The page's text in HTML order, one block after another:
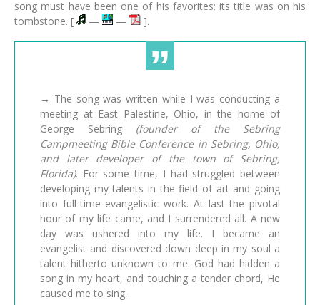
song must have been one of his fa­vo­rites: its ti­tle was on his
tomb­stone. [
— — ].
→ The song was written while I was conducting a
meeting at East Palestine, Ohio, in the home of
George Sebring (founder of the Sebring
Campmeeting Bible Conference in Sebring, Ohio,
and later developer of the town of Sebring,
Florida). For some time, I had struggled between
developing my talents in the field of art and going
into full-time evangelistic work. At last the pivotal
hour of my life came, and I surrendered all. A new
day was ushered into my life. I became an
evangelist and discovered down deep in my soul a
talent hitherto unknown to me. God had hidden a
song in my heart, and touching a tender chord, He
caused me to sing.